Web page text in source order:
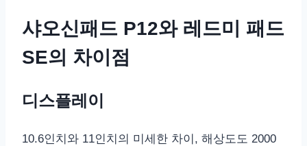
샤오신패드 P12와 레드미 패드
SE의 차이점
디스플레이
10.6인치와 11인치의 미세한 차이, 해상도도 2000